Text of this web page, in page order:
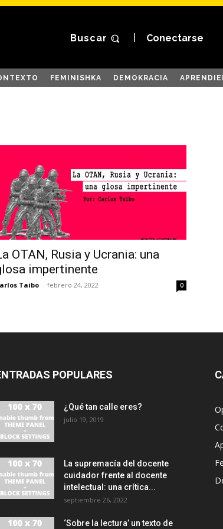
Buscar Conectarse
FEMINISHKA DEMOKRACIA
OTAN, Rusia y Ucrania: una
impertinente
Taibo - febrero 24, 2022 0
POPULARES
¿Qué tan calle eres?
julio 19, 2019
La supremacía del docente
cuidador frente al docente
intelectual: una crítica...
septiembre 26, 2022
‘Sobre la lectura’ un texto de